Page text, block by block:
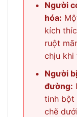
Người
hóa:
kích
ruột
chịu khi
Người
đường:
tinh bột
chẽ